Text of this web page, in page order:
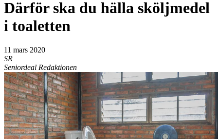
Därför ska du hälla sköljmedel
i toaletten
11 mars 2020
SR
Seniordeal Redaktionen